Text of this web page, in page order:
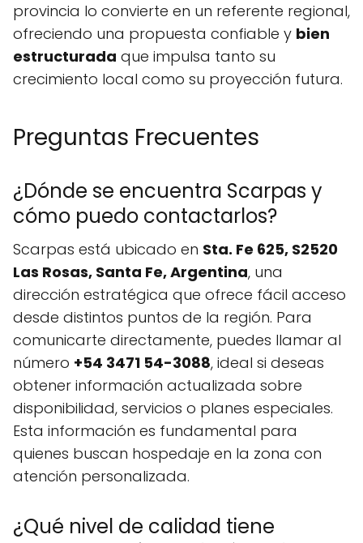
provincia lo convierte en un referente regional,
ofreciendo una propuesta confiable y bien
estructurada que impulsa tanto su
crecimiento local como su proyección futura.
Preguntas Frecuentes
¿Dónde se encuentra Scarpas y
cómo puedo contactarlos?
Scarpas está ubicado en Sta. Fe 625, S2520
Las Rosas, Santa Fe, Argentina, una
dirección estratégica que ofrece fácil acceso
desde distintos puntos de la región. Para
comunicarte directamente, puedes llamar al
número +54 3471 54-3088, ideal si deseas
obtener información actualizada sobre
disponibilidad, servicios o planes especiales.
Esta información es fundamental para
quienes buscan hospedaje en la zona con
atención personalizada.
¿Qué nivel de calidad tiene